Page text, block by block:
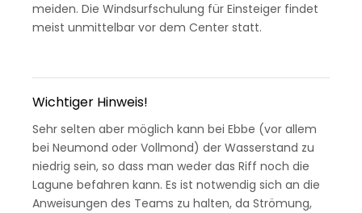
meiden. Die Windsurfschulung für Einsteiger findet
meist unmittelbar vor dem Center statt.
Wichtiger Hinweis!
Sehr selten aber möglich kann bei Ebbe (vor allem
bei Neumond oder Vollmond) der Wasserstand zu
niedrig sein, so dass man weder das Riff noch die
Lagune befahren kann. Es ist notwendig sich an die
Anweisungen des Teams zu halten, da Strömung,